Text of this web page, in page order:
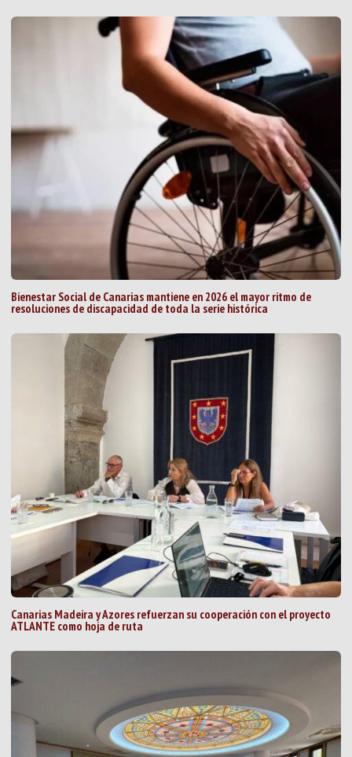
Bienestar Social de Canarias mantiene en 2026 el mayor ritmo de
resoluciones de discapacidad de toda la serie histórica
Canarias Madeira y Azores refuerzan su cooperación con el proyecto
ATLANTE como hoja de ruta